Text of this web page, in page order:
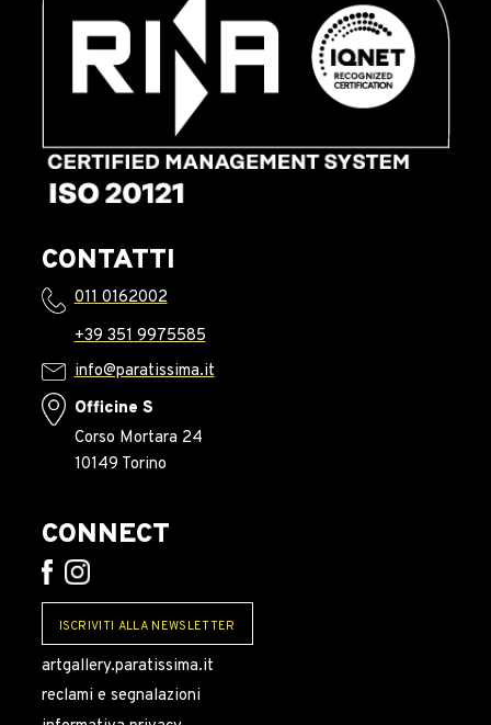
CONTATTI
011 0162002
+39 351 9975585
info@paratissima.it
Officine S
Corso Mortara 24
10149 Torino
CONNECT
ISCRIVITI ALLA NEWSLETTER
artgallery.paratissima.it
reclami e segnalazioni